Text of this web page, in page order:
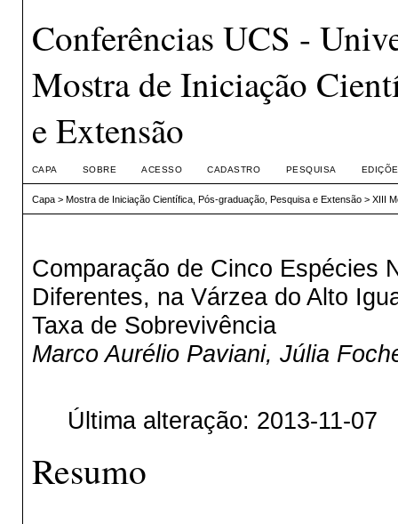
Conferências UCS -
Mostra de Iniciação
e Extensão
CAPA SOBRE ACESSO CADASTRO PESQUISA
Capa> Mostra de Iniciação Científica, Pós-graduação, Pesquisa e Extensão> XIII
Comparação de Cinco Espécies
Diferentes, na Várzea do Alto
Taxa de Sobrevivência
Marco Aurélio Paviani, Júlia
Última alteração: 2013-11-07
Resumo